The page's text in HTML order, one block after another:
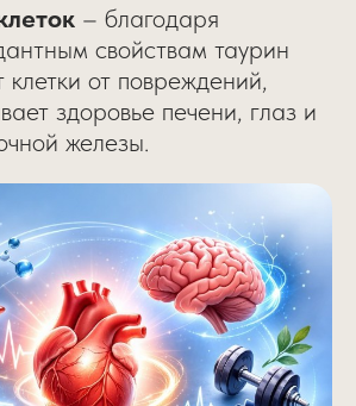
– благодаря
свойствам таурин
от повреждений,
здоровье печени, глаз и
железы.